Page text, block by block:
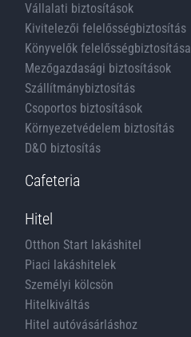
Vállalati biztosítások
Kivitelezői felelősségbiztosítás
Könyvelők felelősségbiztosítása
Mezőgazdasági biztosítások
Szállítmánybiztosítás
Csoportos biztosítások
Környezetvédelem biztosítás
D&O biztosítás
Cafeteria
Hitel
Otthon Start lakáshitel
Piaci lakáshitelek
Személyi kölcsön
Hitelkiváltás
Hitel autóvásárláshoz